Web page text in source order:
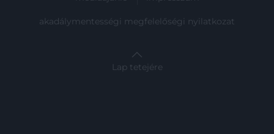
akadálymentességi megfelelőségi nyilatkozat
Lap tetejére